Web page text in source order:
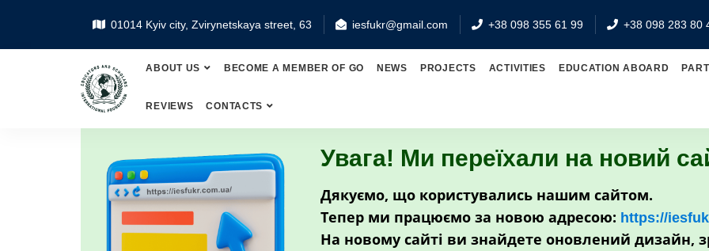
01014 Kyiv city, Zvirynetskaya street, 63 iesfukr@gmail.com +38 098 355 61 99 +38 098 283 80
ABOUT US BECOME A MEMBER OF GO NEWS PROJECTS ACTIVITIES EDUCATION ABOARD
REVIEWS CONTACTS
Увага! Ми переїхали на новий
Дякуємо, що користувались нашим сайтом.
Тепер ми працюємо за новою адресою: https://
На новому сайті ви знайдете оновлений дизайн,